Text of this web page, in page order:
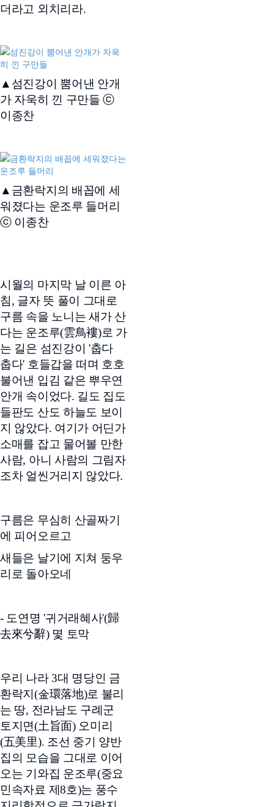
더라고 외치리라.
▲섬진강이 뿜어낸 안개
가 자욱히 낀 구만들 ⓒ
이종찬
▲금환락지의 배꼽에 세
워졌다는 운조루 들머리
ⓒ 이종찬
시월의 마지막 날 이른 아
침, 글자 뜻 풀이 그대로
구름 속을 노니는 새가 산
다는 운조루(雲鳥褸)로 가
는 길은 섬진강이 '춥다
춥다' 호들갑을 떠며 호호
불어낸 입김 같은 뿌우연
안개 속이었다. 길도 집도
들판도 산도 하늘도 보이
지 않았다. 여기가 어딘가
소매를 잡고 물어볼 만한
사람, 아니 사람의 그림자
조차 얼씬거리지 않았다.
구름은 무심히 산골짜기
에 피어오르고
새들은 날기에 지쳐 둥우
리로 돌아오네
- 도연명 '귀거래혜사'(歸
去來兮辭) 몇 토막
우리 나라 3대 명당인 금
환락지(金環落地)로 불리
는 땅, 전라남도 구례군
토지면(土旨面) 오미리
(五美里). 조선 중기 양반
집의 모습을 그대로 이어
오는 기와집 운조루(중요
민속자료 제8호)는 풍수